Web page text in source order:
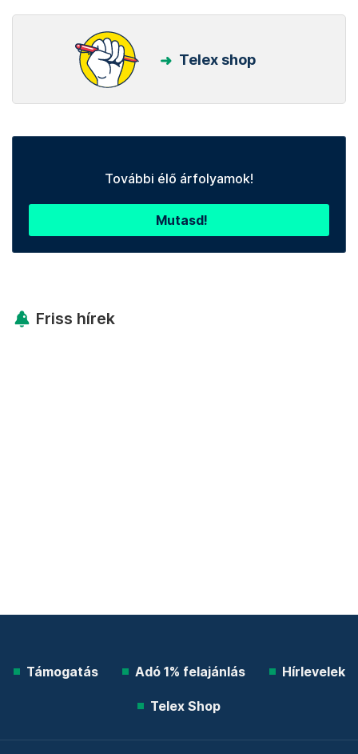
Telex shop
További élő árfolyamok!
Mutasd!
Friss hírek
Támogatás Adó 1% felajánlás Hírlevelek
Telex Shop